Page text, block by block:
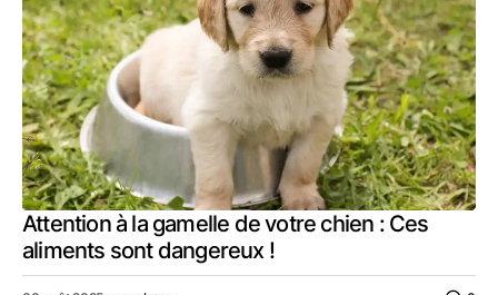
Attention à la gamelle de votre chien : Ces
aliments sont dangereux !